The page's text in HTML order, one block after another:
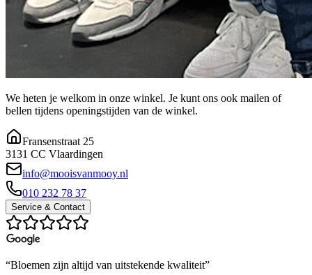
We heten je welkom in onze winkel. Je kunt ons ook mailen of
bellen tijdens openingstijden van de winkel.
Fransenstraat 25
3131 CC Vlaardingen
info@mooisvanmooy.nl
010 232 78 37
Service & Contact
“Bloemen zijn altijd van uitstekende kwaliteit”